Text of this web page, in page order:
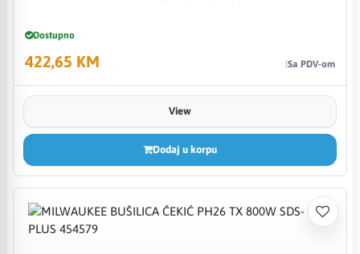
Dostupno
422,65 KM Sa PDV-om
View
Dodaj u korpu